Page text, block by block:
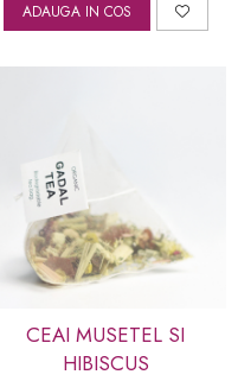
ADAUGA IN COS
CEAI MUSETEL SI
HIBISCUS